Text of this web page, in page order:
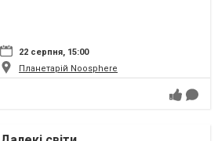
22 серпня, 15:00
Планетарій Noosphere